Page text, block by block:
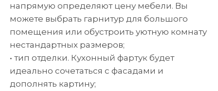
напрямую определяют цену мебели. Вы
можете выбрать гарнитур для большого
помещения или обустроить уютную комнату
нестандартных размеров;
• тип отделки. Кухонный фартук будет
идеально сочетаться с фасадами и
дополнять картину;